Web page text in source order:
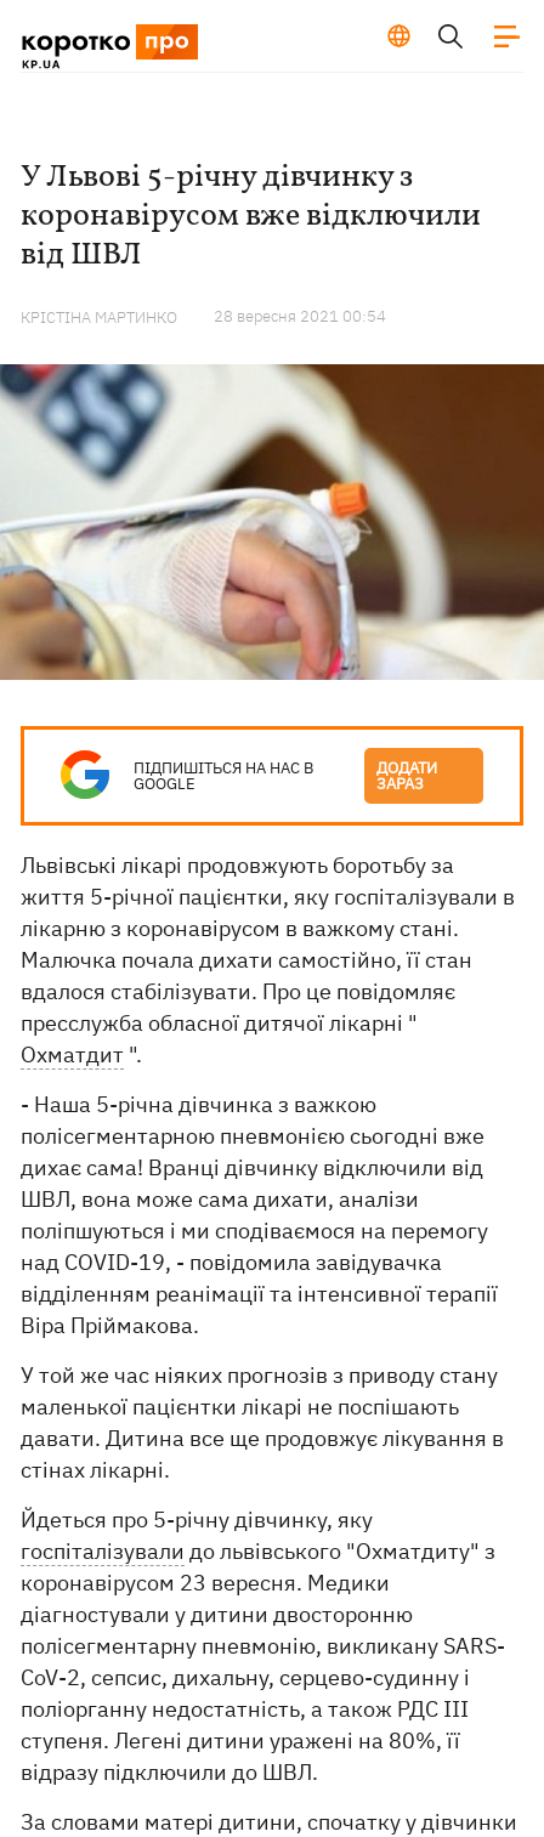
У Львові 5-річну дівчинку з
коронавірусом вже відключили
від ШВЛ
КРІСТІНА МАРТИНКО 28 вересня 2021 00:54
ПІДПИШІТЬСЯ НА НАС В
GOOGLE
ДОДАТИ
ЗАРАЗ
Львівські лікарі продовжують боротьбу за
життя 5-річної пацієнтки, яку госпіталізували в
лікарню з коронавірусом в важкому стані.
Малючка почала дихати самостійно, її стан
вдалося стабілізувати. Про це повідомляє
пресслужба обласної дитячої лікарні "
Охматдит ".
- Наша 5-річна дівчинка з важкою
полісегментарною пневмонією сьогодні вже
дихає сама! Вранці дівчинку відключили від
ШВЛ, вона може сама дихати, аналізи
поліпшуються і ми сподіваємося на перемогу
над COVID-19, - повідомила завідувачка
відділенням реанімації та інтенсивної терапії
Віра Пріймакова.
У той же час ніяких прогнозів з приводу стану
маленької пацієнтки лікарі не поспішають
давати. Дитина все ще продовжує лікування в
стінах лікарні.
Йдеться про 5-річну дівчинку, яку
госпіталізували до львівського "Охматдиту" з
коронавірусом 23 вересня. Медики
діагностували у дитини двосторонню
полісегментарну пневмонію, викликану SARS-
CoV-2, сепсис, дихальну, серцево-судинну і
поліорганну недостатність, а також РДС III
ступеня. Легені дитини уражені на 80%, її
відразу підключили до ШВЛ.
За словами матері дитини, спочатку у дівчинки